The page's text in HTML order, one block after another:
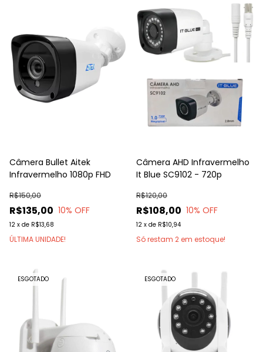
Câmera Bullet Aitek
Infravermelho 1080p FHD
R$135,00
R$150,00
10% OFF
12 x de R$13,68
ÚLTIMA UNIDADE!
Câmera AHD Infravermelho
It Blue SC9102 - 720p
R$108,00
R$120,00
10% OFF
12 x de R$10,94
Só restam 2 em estoque!
ESGOTADO ESGOTADO